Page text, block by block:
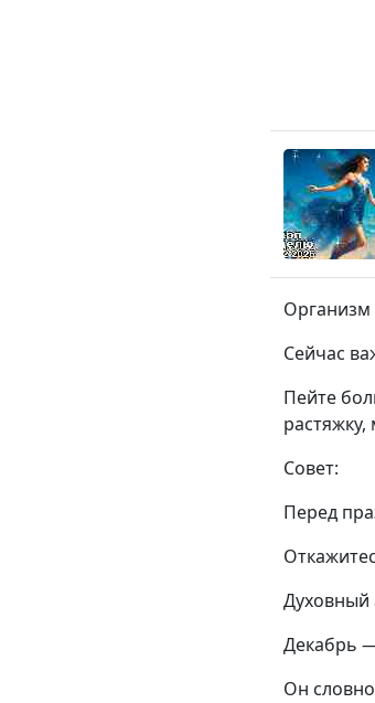
Организм
Сейчас
Пейте
Совет:
Перед
Духовный
Декабрь
Он